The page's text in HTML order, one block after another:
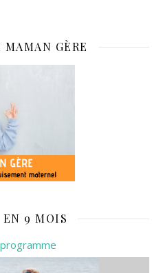
GÈRE
9 MOIS